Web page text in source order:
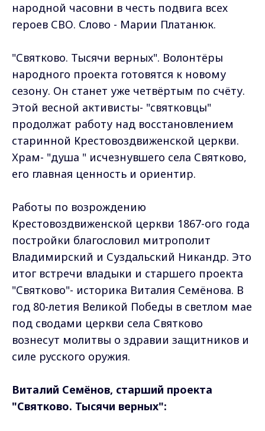
народной часовни в честь подвига всех
героев СВО. Слово - Марии Платанюк.
"Святково. Тысячи верных". Волонтёры
народного проекта готовятся к новому
сезону. Он станет уже четвёртым по счёту.
Этой весной активисты- "святковцы"
продолжат работу над восстановлением
старинной Крестовоздвиженской церкви.
Храм- "душа " исчезнувшего села Святково,
его главная ценность и ориентир.
Работы по возрождению
Крестовоздвиженской церкви 1867-ого года
постройки благословил митрополит
Владимирский и Суздальский Никандр. Это
итог встречи владыки и старшего проекта
"Святково"- историка Виталия Семёнова. В
год 80-летия Великой Победы в светлом мае
под сводами церкви села Святково
вознесут молитвы о здравии защитников и
силе русского оружия.
Виталий Семёнов, старший проекта
"Святково. Тысячи верных":